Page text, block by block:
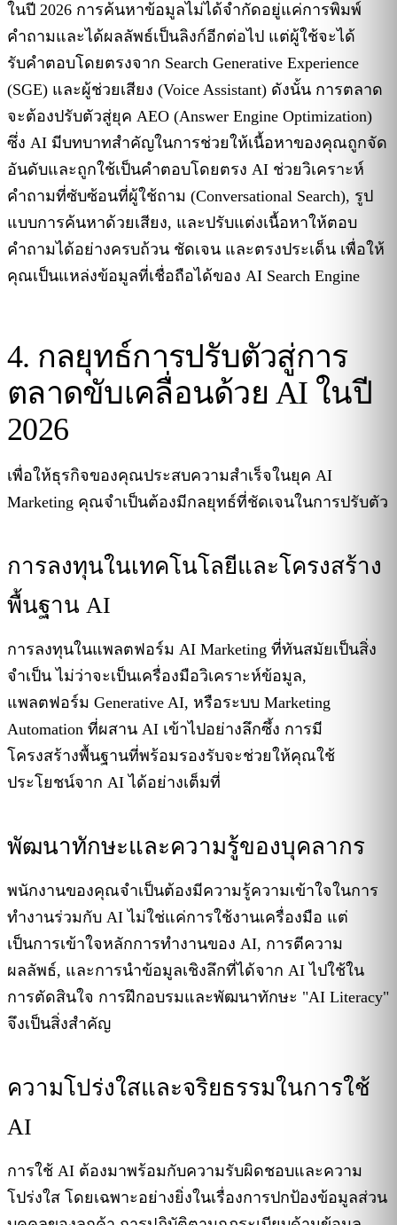
ในปี 2026 การค้นหาข้อมูลไม่ได้จำกัดอยู่แค่การพิมพ์
คำถามและได้ผลลัพธ์เป็นลิงก์อีกต่อไป แต่ผู้ใช้จะได้
รับคำตอบโดยตรงจาก Search Generative Experience
(SGE) และผู้ช่วยเสียง (Voice Assistant) ดังนั้น การตลาด
จะต้องปรับตัวสู่ยุค AEO (Answer Engine Optimization)
ซึ่ง AI มีบทบาทสำคัญในการช่วยให้เนื้อหาของคุณถูกจัด
อันดับและถูกใช้เป็นคำตอบโดยตรง AI ช่วยวิเคราะห์
คำถามที่ซับซ้อนที่ผู้ใช้ถาม (Conversational Search), รูป
แบบการค้นหาด้วยเสียง, และปรับแต่งเนื้อหาให้ตอบ
คำถามได้อย่างครบถ้วน ชัดเจน และตรงประเด็น เพื่อให้
คุณเป็นแหล่งข้อมูลที่เชื่อถือได้ของ AI Search Engine
4. กลยุทธ์การปรับตัวสู่การ
ตลาดขับเคลื่อนด้วย AI ในปี
2026
เพื่อให้ธุรกิจของคุณประสบความสำเร็จในยุค AI
Marketing คุณจำเป็นต้องมีกลยุทธ์ที่ชัดเจนในการปรับตัว
การลงทุนในเทคโนโลยีและโครงสร้าง
พื้นฐาน AI
การลงทุนในแพลตฟอร์ม AI Marketing ที่ทันสมัยเป็นสิ่ง
จำเป็น ไม่ว่าจะเป็นเครื่องมือวิเคราะห์ข้อมูล,
แพลตฟอร์ม Generative AI, หรือระบบ Marketing
Automation ที่ผสาน AI เข้าไปอย่างลึกซึ้ง การมี
โครงสร้างพื้นฐานที่พร้อมรองรับจะช่วยให้คุณใช้
ประโยชน์จาก AI ได้อย่างเต็มที่
พัฒนาทักษะและความรู้ของบุคลากร
พนักงานของคุณจำเป็นต้องมีความรู้ความเข้าใจในการ
ทำงานร่วมกับ AI ไม่ใช่แค่การใช้งานเครื่องมือ แต่
เป็นการเข้าใจหลักการทำงานของ AI, การตีความ
ผลลัพธ์, และการนำข้อมูลเชิงลึกที่ได้จาก AI ไปใช้ใน
การตัดสินใจ การฝึกอบรมและพัฒนาทักษะ "AI Literacy"
จึงเป็นสิ่งสำคัญ
ความโปร่งใสและจริยธรรมในการใช้
AI
การใช้ AI ต้องมาพร้อมกับความรับผิดชอบและความ
โปร่งใส โดยเฉพาะอย่างยิ่งในเรื่องการปกป้องข้อมูลส่วน